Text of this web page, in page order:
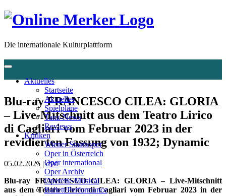
Die internationale Kulturplattform
Aktuelles
Startseite
Aktuelles
Spielpläne
Tanz-News
Reviews
Kritiken
Wiener Staatsoper
Oper in Österreich
Oper international
Oper Archiv
Operette-Musical
Ballett/Performance
Blu-ray FRANCESCO CILEA: GLORIA
– Live-Mitschnitt aus dem Teatro Lirico
di Cagliari vom Februar 2023 in der
revidierten Fassung von 1932; Dynamic
05.02.2025 |dvd
Blu-ray FRANCESCO CILEA: GLORIA – Live-Mitschnitt
aus dem Teatro Lirico di Cagliari vom Februar 2023 in der